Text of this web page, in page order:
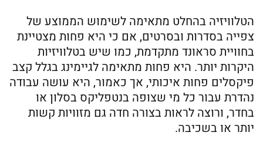
הטלוויזיה בהחלט מתאימה לשימוש הממוצע של
צפייה בסדרות ובסרטים, אם כי היא פחות מצטיינת
בחוויית סראונד מתקדמת, כמו שיש בטלוויזיות
היקרות יותר. היא פחות מתאימה לגיימינג בגלל קצב
פיקסלים פחות איכותי, אך כאמור, היא עושה עבודה
נהדרת עבור כל מי שצופה בנטפליקס בסלון או
בחדר, ורוצה לראות בצורה חדה גם מזוויות קשות
יותר או בשכיבה.